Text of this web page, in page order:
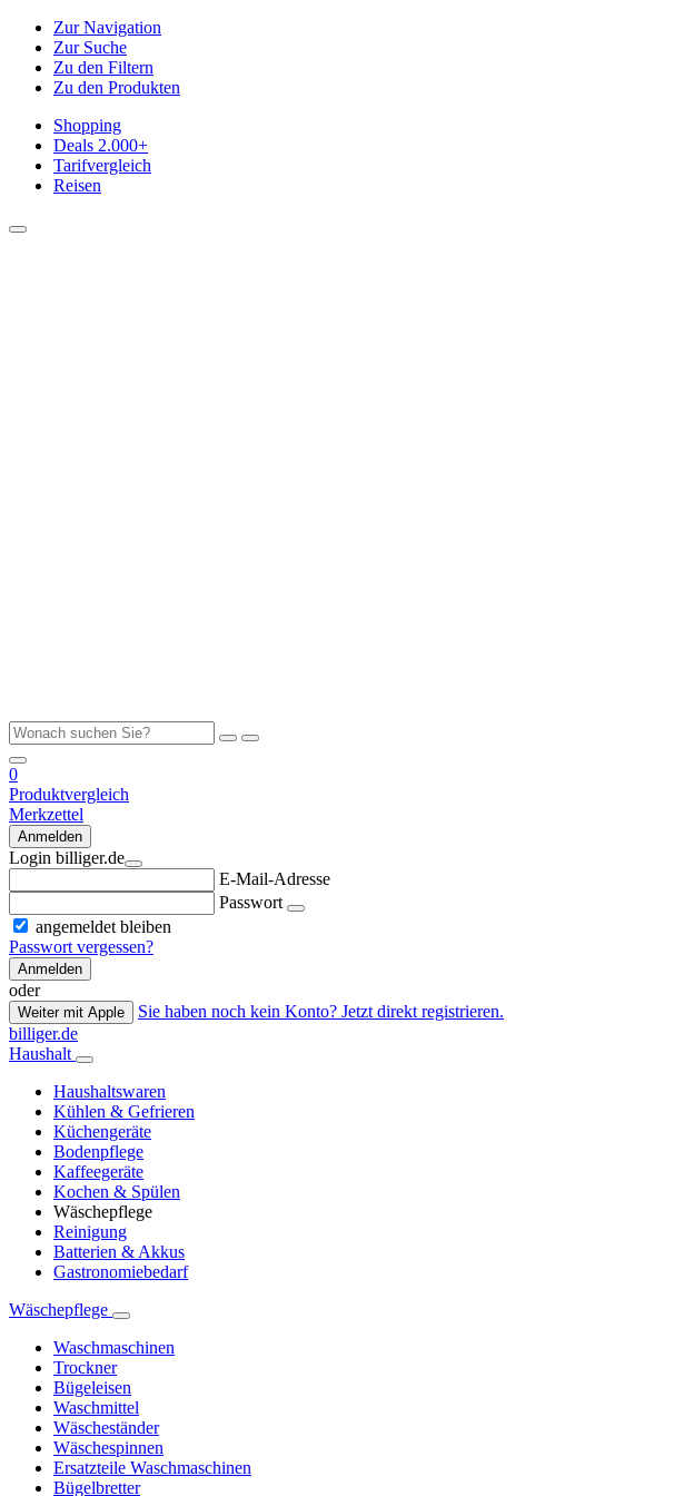
Zur Navigation
Zur Suche
Zu den Filtern
Zu den Produkten
Shopping
Deals 2.000+
Tarifvergleich
Reisen
0
Produktvergleich
Merkzettel
Anmelden
Login billiger.de
E-Mail-Adresse
Passwort
angemeldet bleiben
Passwort vergessen?
Anmelden
oder
Weiter mit Apple
Sie haben noch kein Konto? Jetzt direkt registrieren.
billiger.de
Haushalt
Haushaltswaren
Kühlen & Gefrieren
Küchengeräte
Bodenpflege
Kaffeegeräte
Kochen & Spülen
Wäschepflege
Reinigung
Batterien & Akkus
Gastronomiebedarf
Wäschepflege
Waschmaschinen
Trockner
Bügeleisen
Waschmittel
Wäscheständer
Wäschespinnen
Ersatzteile Waschmaschinen
Bügelbretter